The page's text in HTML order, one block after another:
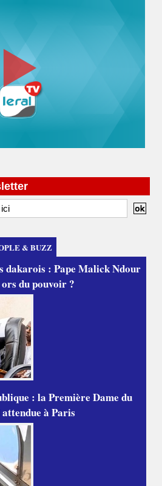
& BUZZ
dakarois : Pape Malick Ndour
du pouvoir ?
: la Première Dame du
attendue à Paris